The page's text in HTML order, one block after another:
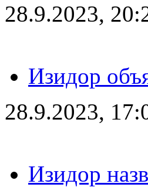
28.9.2023,
Изидор
28.9.2023,
Изидор